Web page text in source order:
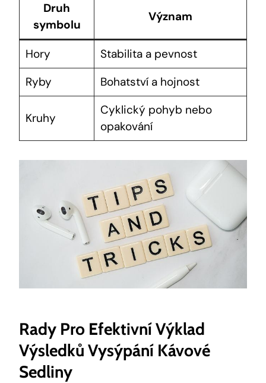
Druh
symbolu
Význam
Hory
Stabilita a pevnost
Ryby
Bohatství a hojnost
Kruhy
Cyklický pohyb nebo
opakování
Rady Pro Efektivní Výklad
Výsledků Vysýpání Kávové
Sedliny